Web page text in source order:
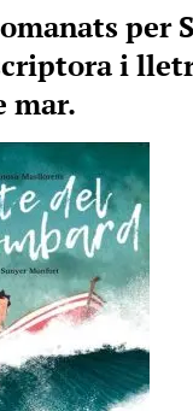
per
i
mar.